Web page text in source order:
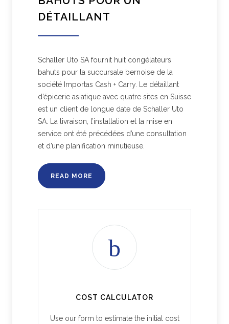
DÉTAILLANT
Schaller Uto SA fournit huit congélateurs
bahuts pour la succursale bernoise de la
société Importas Cash + Carry. Le détaillant
d’épicerie asiatique avec quatre sites en Suisse
est un client de longue date de Schaller Uto
SA. La livraison, l’installation et la mise en
service ont été précédées d’une consultation
et d’une planification minutieuse.
READ MORE
COST CALCULATOR
Use our form to estimate the initial cost